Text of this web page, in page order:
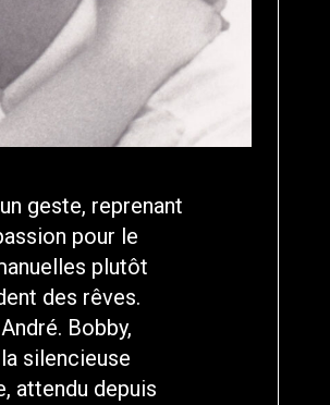
geste, reprenant
pour le
plutôt
des rêves.
Bobby,
silencieuse
attendu depuis